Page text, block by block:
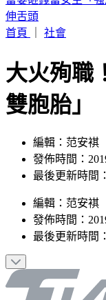
這次病毒很毒
首頁
社會
大火殉職
雙胞胎
編輯：范安褀
發佈時間：
最後更新時間
編輯 ： 范安褀
發佈時間：
最後更新時間：